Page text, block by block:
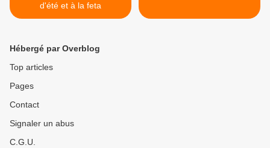
d'été et à la feta
Hébergé par Overblog
Top articles
Pages
Contact
Signaler un abus
C.G.U.